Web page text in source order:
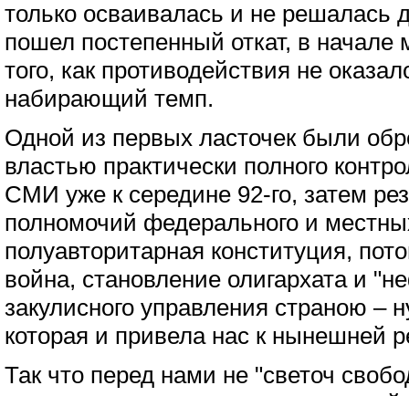
только осваивалась и не решалась
пошел постепенный откат, в начале
того, как противодействия не
набирающий темп.
Одной из первых ласточек были
властью практически полного
СМИ уже к середине 92-го, затем
полномочий федерального и
полуавторитарная конституция,
война, становление олигархата и
закулисного управления страною –
которая и привела нас к нынешней
Так что перед нами не "светоч